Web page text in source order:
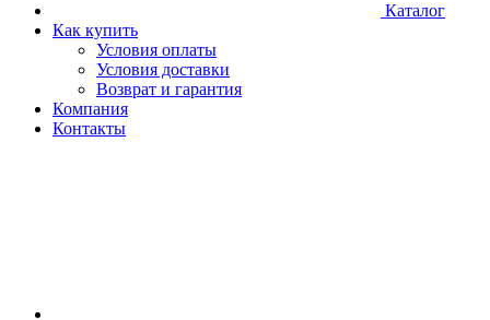
Каталог
Как купить
Условия оплаты
Условия доставки
Возврат и гарантия
Компания
Контакты